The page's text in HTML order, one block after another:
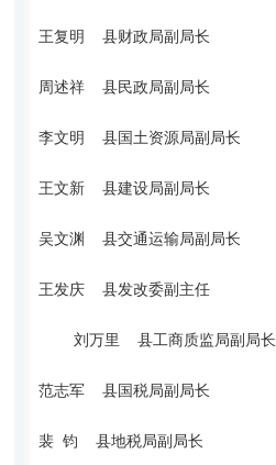
王复明 县财政局副局长
周述祥 县民政局副局长
李文明 县国土资源局副局长
王文新 县建设局副局长
吴文渊 县交通运输局副局长
王发庆 县发改委副主任
刘万里 县工商质监局副局长
范志军 县国税局副局长
裴 钧 县地税局副局长